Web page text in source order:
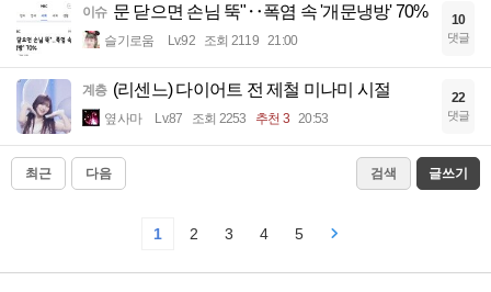
이슈 문 닫으면 손님 뚝"‥폭염 속 '개문냉방' 70%
슬기로움 Lv.92 조회 2119 21:00
10
댓글
계층 (리센느) 다이어트 전 제철 미나미 시절
옆사마 Lv.87 조회 2253 추천 3 20:53
22
댓글
최근 다음 검색 글쓰기
1 2 3 4 5